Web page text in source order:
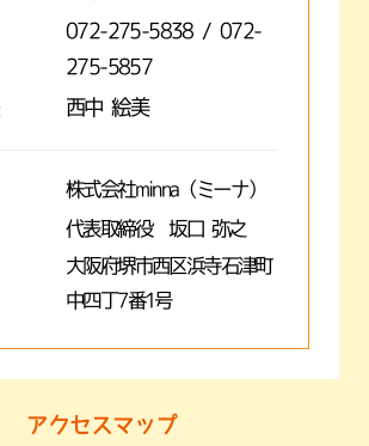
072-275-5838 / 072-
275-5857
西中 絵美
株式会社minna（ミーナ）
代表取締役 坂口 弥之
大阪府堺市西区浜寺石津町
中四丁7番1号
アクセスマップ